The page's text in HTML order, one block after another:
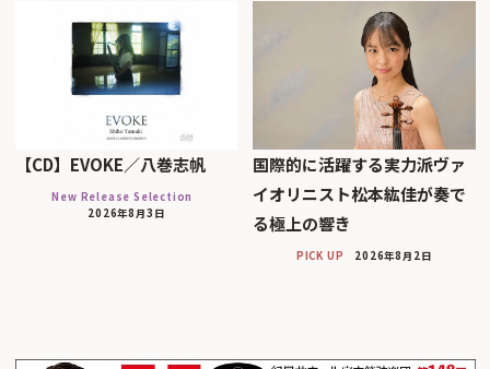
【CD】EVOKE／八巻志帆
New Release Selection
2026年8月3日
国際的に活躍する実力派ヴァ
イオリニスト松本紘佳が奏で
る極上の響き
PICK UP 2026年8月2日